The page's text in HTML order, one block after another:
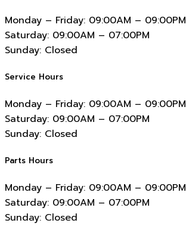
Monday – Friday: 09:00AM – 09:00PM
Saturday: 09:00AM – 07:00PM
Sunday: Closed
Service Hours
Monday – Friday: 09:00AM – 09:00PM
Saturday: 09:00AM – 07:00PM
Sunday: Closed
Parts Hours
Monday – Friday: 09:00AM – 09:00PM
Saturday: 09:00AM – 07:00PM
Sunday: Closed